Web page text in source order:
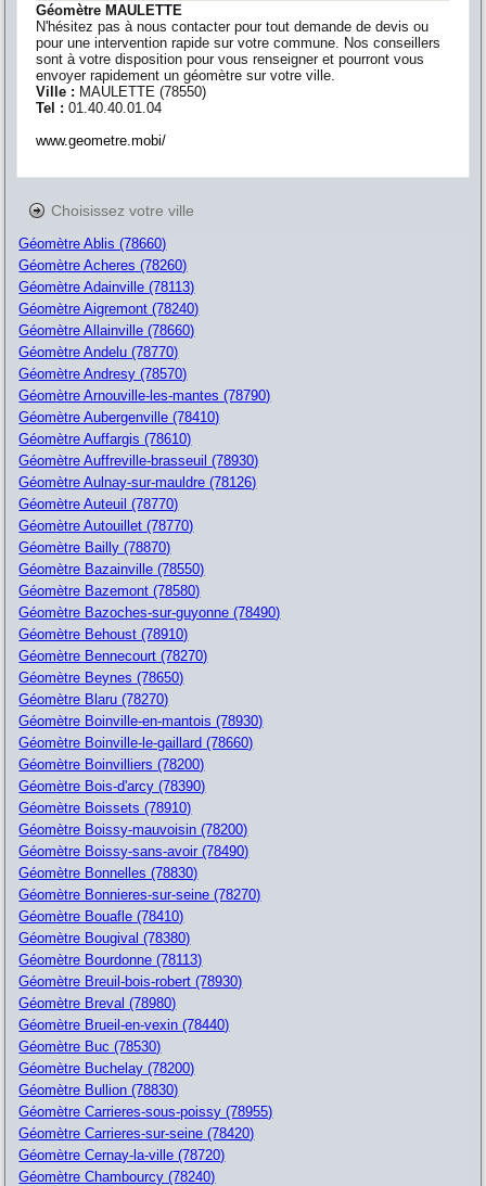
Géomètre MAULETTE
N'hésitez pas à nous contacter pour tout demande de devis ou
pour une intervention rapide sur votre commune. Nos conseillers
sont à votre disposition pour vous renseigner et pourront vous
envoyer rapidement un géomètre sur votre ville.
Ville : MAULETTE (78550)
Tel :01.40.40.01.04
www.geometre.mobi/
Choisissez votre ville
Géomètre Ablis (78660)
Géomètre Acheres (78260)
Géomètre Adainville (78113)
Géomètre Aigremont (78240)
Géomètre Allainville (78660)
Géomètre Andelu (78770)
Géomètre Andresy (78570)
Géomètre Arnouville-les-mantes (78790)
Géomètre Aubergenville (78410)
Géomètre Auffargis (78610)
Géomètre Auffreville-brasseuil (78930)
Géomètre Aulnay-sur-mauldre (78126)
Géomètre Auteuil (78770)
Géomètre Autouillet (78770)
Géomètre Bailly (78870)
Géomètre Bazainville (78550)
Géomètre Bazemont (78580)
Géomètre Bazoches-sur-guyonne (78490)
Géomètre Behoust (78910)
Géomètre Bennecourt (78270)
Géomètre Beynes (78650)
Géomètre Blaru (78270)
Géomètre Boinville-en-mantois (78930)
Géomètre Boinville-le-gaillard (78660)
Géomètre Boinvilliers (78200)
Géomètre Bois-d'arcy (78390)
Géomètre Boissets (78910)
Géomètre Boissy-mauvoisin (78200)
Géomètre Boissy-sans-avoir (78490)
Géomètre Bonnelles (78830)
Géomètre Bonnieres-sur-seine (78270)
Géomètre Bouafle (78410)
Géomètre Bougival (78380)
Géomètre Bourdonne (78113)
Géomètre Breuil-bois-robert (78930)
Géomètre Breval (78980)
Géomètre Brueil-en-vexin (78440)
Géomètre Buc (78530)
Géomètre Buchelay (78200)
Géomètre Bullion (78830)
Géomètre Carrieres-sous-poissy (78955)
Géomètre Carrieres-sur-seine (78420)
Géomètre Cernay-la-ville (78720)
Géomètre Chambourcy (78240)